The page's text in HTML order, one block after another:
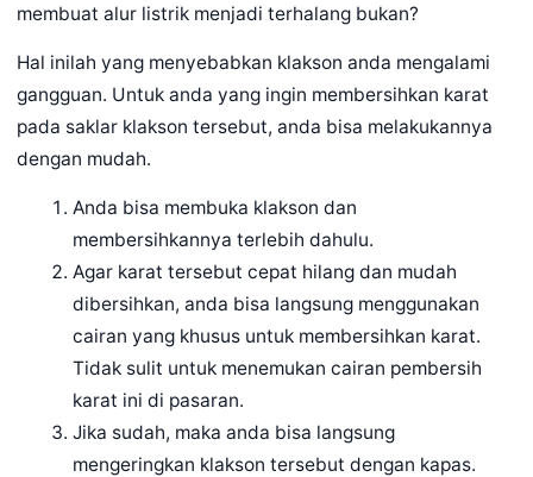
membuat alur listrik menjadi terhalang bukan?
Hal inilah yang menyebabkan klakson anda mengalami
gangguan. Untuk anda yang ingin membersihkan karat
pada saklar klakson tersebut, anda bisa melakukannya
dengan mudah.
Anda bisa membuka klakson dan
membersihkannya terlebih dahulu.
Agar karat tersebut cepat hilang dan mudah
dibersihkan, anda bisa langsung menggunakan
cairan yang khusus untuk membersihkan karat.
Tidak sulit untuk menemukan cairan pembersih
karat ini di pasaran.
Jika sudah, maka anda bisa langsung
mengeringkan klakson tersebut dengan kapas.